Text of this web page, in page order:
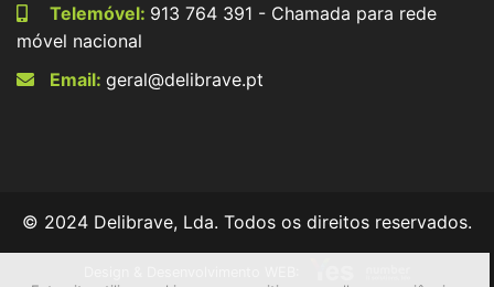
Telemóvel: 913 764 391 - Chamada para rede
móvel nacional
Email: geral@delibrave.pt
© 2024 Delibrave, Lda. Todos os direitos reservados.